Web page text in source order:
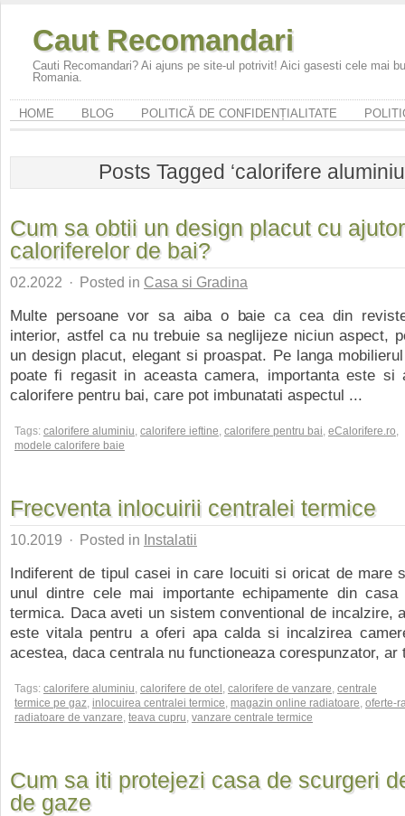
Caut Recomandari
Cauti Recomandari? Ai ajuns pe site-ul potrivit! Aici gasesti cele mai
Romania.
HOME BLOG POLITICĂ DE CONFIDENȚIALITATE
Posts Tagged ‘calorifere
Cum sa obtii un design placut cu
caloriferelor de bai?
02.2022 · Posted in Casa si Gradina
Multe persoane vor sa aiba o baie ca cea din
interior, astfel ca nu trebuie sa neglijeze niciun aspect,
un design placut, elegant si proaspat. Pe langa
poate fi regasit in aceasta camera, importanta este si
calorifere pentru bai, care pot imbunatati aspectul ...
Tags: calorifere aluminiu, calorifere ieftine, calorifere pentru bai, eCalorifere.ro,
modele calorifere baie
Frecventa inlocuirii centralei termice
10.2019 · Posted in Instalatii
Indiferent de tipul casei in care locuiti si oricat de mare
unul dintre cele mai importante echipamente din casa
termica. Daca aveti un sistem conventional de incalzire,
este vitala pentru a oferi apa calda si incalzirea
acestea, daca centrala nu functioneaza corespunzator, ar
Tags: calorifere aluminiu, calorifere de otel , calorifere de vanzare, centrale
termice pe gaz, inlocuirea centralei termice, magazin online radiatoare, oferte-
radiatoare de vanzare, teava cupru, vanzare centrale termice
Cum sa iti protejezi casa de scurgeri
de gaze